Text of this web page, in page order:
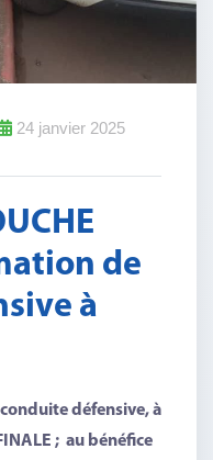
24 janvier 2025
de
à
défensive, à
; au bénéfice